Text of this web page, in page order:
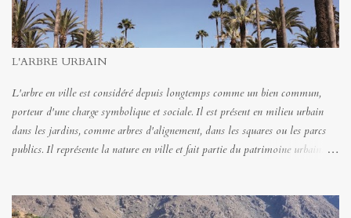
L'ARBRE URBAIN
L'arbre en ville est considéré depuis longtemps comme un bien commun,
porteur d'une charge symbolique et sociale. Il est présent en milieu urbain
dans les jardins, comme arbres d'alignement, dans les squares ou les parcs
publics. Il représente la nature en ville et fait partie du patrimoine urbain.